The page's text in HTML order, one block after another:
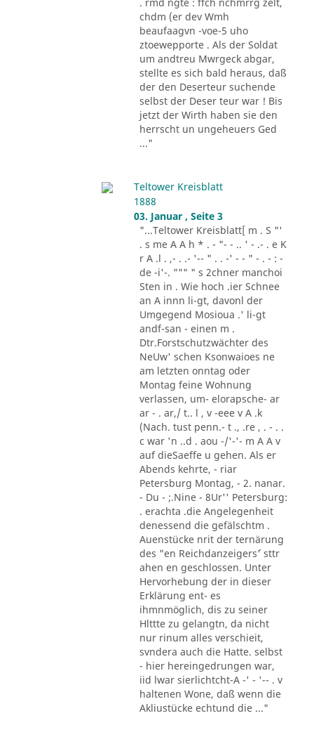
chdm (er dev Wmh
beaufaagvn -voe-5 uho
ztoewepporte . Als der Soldat
um andtreu Mwrgeck abgar,
stellte es sich bald heraus, daß
der den Deserteur suchende
selbst der Deser teur war ! Bis
jetzt der Wirth haben sie den
herrscht un ungeheuers Ged
..."
Teltower Kreisblatt
1888
03. Januar , Seite 3
"...Teltower Kreisblatt[ m . S "'
. s me A A h * . - "- - .. ' - .- . e K
r A .l . ,- . .- '-- " . . -' - - " - . - : -
de -i'-. """ " s 2chner manchoi
Sten in . Wie hoch .ier Schnee
an A innn li-gt, davonl der
Umgegend Mosioua .' li-gt
andf-san - einen m .
Dtr.Forstschutzwächter des
NeUw' schen Ksonwaioes ne
am letzten onntag oder
Montag feine Wohnung
verlassen, um- elorapsche- ar
ar - . ar,/ t.. l , v -eee v A .k
(Nach. tust penn.- t ., .re , . - . .
c war 'n ..d . aou -/'-'- m A A v
auf dieSaeffe u gehen. Als er
Abends kehrte, - riar
Petersburg Montag, - 2. nanar.
- Du - ;.Nine - 8Ur'' Petersburg:
. erachta .die Angelegenheit
denessend die gefälschtm .
Auenstücke nrit der ternärung
des "en Reichdanzeigers´' sttr
ahen en geschlossen. Unter
Hervorhebung der in dieser
Erklärung ent- es
ihmnmöglich, dis zu seiner
Hlttte zu gelangtn, da nicht
nur rinum alles verschieit,
svndera auch die Hatte. selbst
- hier hereingedrungen war,
iid lwar sierlichtcht-A -' - '-- . v
haltenen Wone, daß wenn die
Akliustücke echtund die ..."